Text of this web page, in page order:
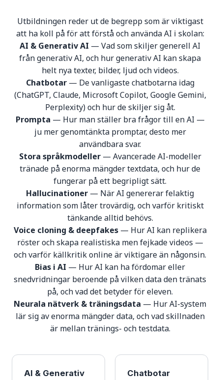
Utbildningen reder ut de begrepp som är viktigast
att ha koll på för att förstå och använda AI i skolan:
AI & Generativ AI — Vad som skiljer generell AI
från generativ AI, och hur generativ AI kan skapa
helt nya texter, bilder, ljud och videos.
Chatbotar— De vanligaste chatbotarna idag
(ChatGPT, Claude, Microsoft Copilot, Google Gemini,
Perplexity) och hur de skiljer sig åt.
Prompta — Hur man ställer bra frågor till en AI —
ju mer genomtänkta promptar, desto mer
användbara svar.
Stora språkmodeller— Avancerade AI-modeller
tränade på enorma mängder textdata, och hur de
fungerar på ett begripligt sätt.
Hallucinationer — När AI genererar felaktig
information som låter trovärdig, och varför kritiskt
tänkande alltid behövs.
Voice cloning & deepfakes— Hur AI kan replikera
röster och skapa realistiska men fejkade videos —
och varför källkritik online är viktigare än någonsin.
Bias i AI — Hur AI kan ha fördomar eller
snedvridningar beroende på vilken data den tränats
på, och vad det betyder för eleven.
Neurala nätverk & träningsdata — Hur AI-system
lär sig av enorma mängder data, och vad skillnaden
är mellan tränings- och testdata.
AI & Generativ
Chatbotar